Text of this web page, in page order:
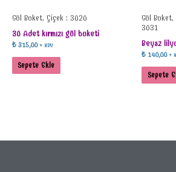
Gül Buket, Çiçek : 3020
30 Adet kırmızı gül buketi
₺315,00 + KDV
Sepete Ekle
Gül
3031
Beyaz
₺ 140,00 +
Sepete